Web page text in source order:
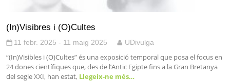
(In)Visibres i (O)Cultes
11 febr. 2025 - 11 maig 2025 UDivulga
“(In)Visibles i (O)Cultes” és una exposició temporal que posa el focus en
24 dones científiques que, des de l’Antic Egipte fins a la Gran Bretanya
del segle XXI, han estat, Llegeix-ne més…